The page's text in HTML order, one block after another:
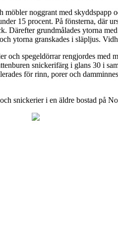
noggrant med skyddspapp
15 procent. På fönsterna, där
Därefter grundmålades ytorna
ytorna granskades i släpljus.
och spegeldörrar rengjordes med
snickerifärg i glans 30 i
för rinn, porer och
snickerier i en äldre bostad på